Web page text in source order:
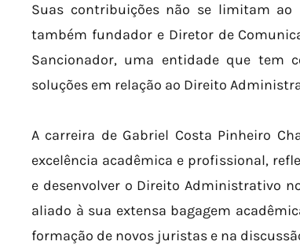
Suas contribuições não se limitam ao
também fundador e Diretor de
Sancionador, uma entidade que tem
soluções em relação ao Direito
A carreira de Gabriel Costa Pinheiro
excelência acadêmica e profissional,
e desenvolver o Direito Administrativo
aliado à sua extensa bagagem
formação de novos juristas e na